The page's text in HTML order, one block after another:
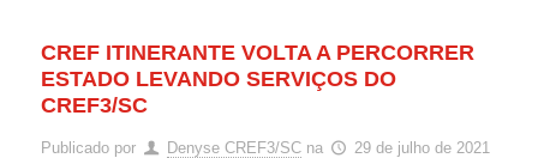
CREF ITINERANTE VOLTA A PERCORRER
ESTADO LEVANDO SERVIÇOS DO
CREF3/SC
Publicado por Denyse CREF3/SC na 29 de julho de 2021